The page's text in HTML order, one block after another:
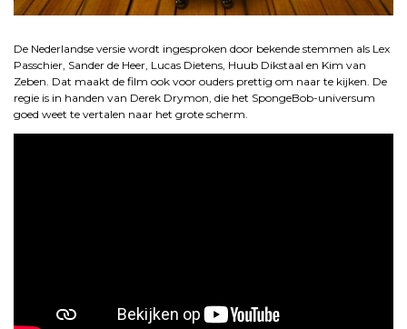
De Nederlandse versie wordt ingesproken door bekende stemmen als Lex
Passchier, Sander de Heer, Lucas Dietens, Huub Dikstaal en Kim van
Zeben. Dat maakt de film ook voor ouders prettig om naar te kijken. De
regie is in handen van Derek Drymon, die het SpongeBob-universum
goed weet te vertalen naar het grote scherm.